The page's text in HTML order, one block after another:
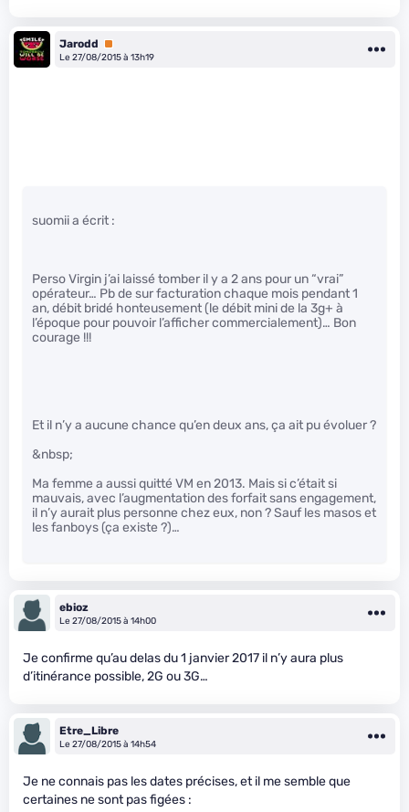
Jarodd
Premium
Le 27/08/2015 à 13h19
suomii a écrit :
Perso Virgin j’ai laissé tomber il y a 2 ans pour un “vrai”
opérateur… Pb de sur facturation chaque mois pendant 1
an, débit bridé honteusement (le débit mini de la 3g+ à
l’époque pour pouvoir l’afficher commercialement)… Bon
courage !!!
Et il n’y a aucune chance qu’en deux ans, ça ait pu évoluer ?
&nbsp;
Ma femme a aussi quitté VM en 2013. Mais si c’était si
mauvais, avec l’augmentation des forfait sans engagement,
il n’y aurait plus personne chez eux, non ? Sauf les masos et
les fanboys (ça existe ?)…
ebioz
Le 27/08/2015 à 14h00
Je confirme qu’au delas du 1 janvier 2017 il n’y aura plus
d’itinérance possible, 2G ou 3G…
Etre_Libre
Le 27/08/2015 à 14h54
Je ne connais pas les dates précises, et il me semble que
certaines ne sont pas figées :